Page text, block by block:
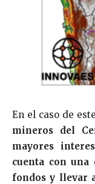
En el caso de
mineros del
mayores
cuenta con una
fondos y llevar